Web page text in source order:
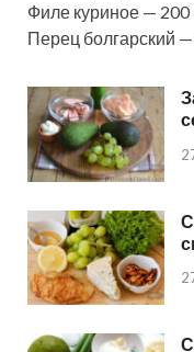
Филе куриное — 200
Перец болгарский